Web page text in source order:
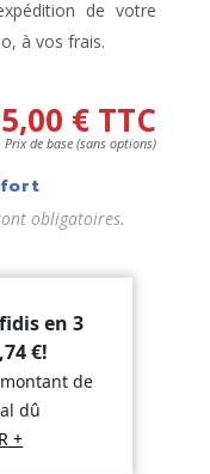
de votre
à vos frais.
€ TTC
Prix de base (sans options)
obligatoires.
en 3
€!
de
dû
+